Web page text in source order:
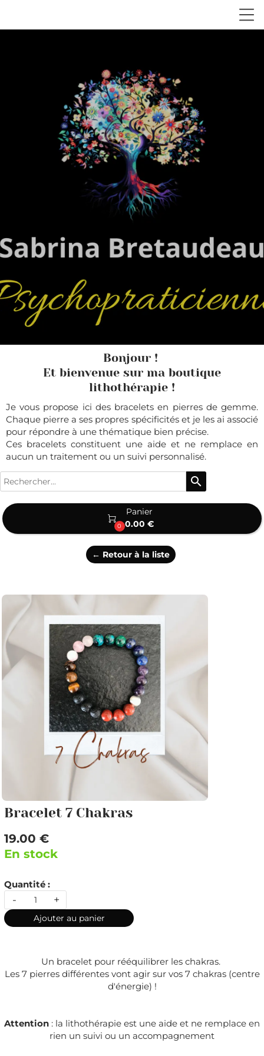
Bonjour !
Et bienvenue sur ma boutique
lithothérapie !
Je vous propose ici des bracelets en pierres de gemme.
Chaque pierre a ses propres spécificités et je les ai associé
pour répondre à une thématique bien précise.
Ces bracelets constituent une aide et ne remplace en
aucun un traitement ou un suivi personnalisé.
search

0
Panier
0.00 €
← Retour à la liste
Bracelet 7 Chakras
19.00 €
En stock
Quantité :
- +
Ajouter au panier
Un bracelet pour rééquilibrer les chakras.
Les 7 pierres différentes vont agir sur vos 7 chakras (centre
d'énergie) !
Attention : la lithothérapie est une aide et ne remplace en
rien un suivi ou un accompagnement